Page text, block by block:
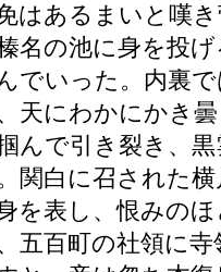
はあるまいと嘆
名の池に身を投
でいった。内裏
天にわかにかき
んで引き裂き、
関白に召された
を表し、恨みの
五百町の社領に